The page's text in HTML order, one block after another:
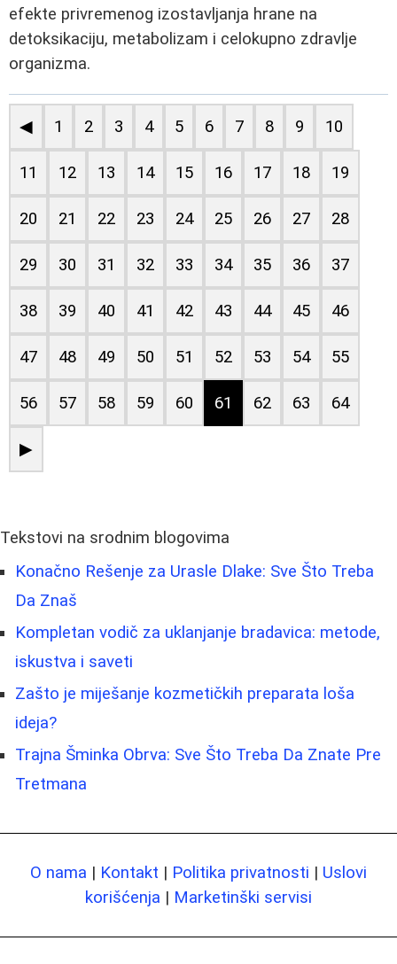
efekte privremenog izostavljanja hrane na
detoksikaciju, metabolizam i celokupno zdravlje
organizma.
◀ 1 2 3 4 5 6 7 8 9 10
11 12 13 14 15 16 17 18 19
20 21 22 23 24 25 26 27 28
29 30 31 32 33 34 35 36 37
38 39 40 41 42 43 44 45 46
47 48 49 50 51 52 53 54 55
56 57 58 59 60 61 62 63 64
▶
Tekstovi na srodnim blogovima
Konačno Rešenje za Urasle Dlake: Sve Što Treba
Da Znaš
Kompletan vodič za uklanjanje bradavica: metode,
iskustva i saveti
Zašto je miješanje kozmetičkih preparata loša
ideja?
Trajna Šminka Obrva: Sve Što Treba Da Znate Pre
Tretmana
O nama | Kontakt | Politika privatnosti | Uslovi
korišćenja | Marketinški servisi